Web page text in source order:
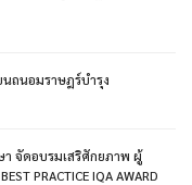
ถนอมราษฎร์บำรุง
จัดอบรมเสริศักยภาพ ผู้
PRACTICE IQA AWARD